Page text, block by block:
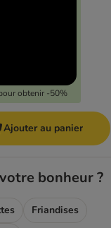
obtenir -50%
Ajouter au panier
bonheur ?
Friandises